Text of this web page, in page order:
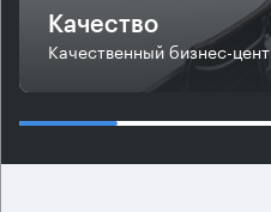
Качество
Качественный бизнес-